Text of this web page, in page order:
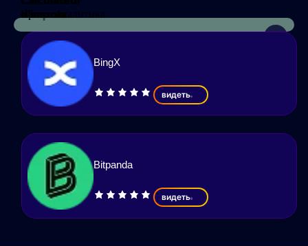
d'impots
Криптоаналитика
BingX
видеть
Bitpanda
видеть